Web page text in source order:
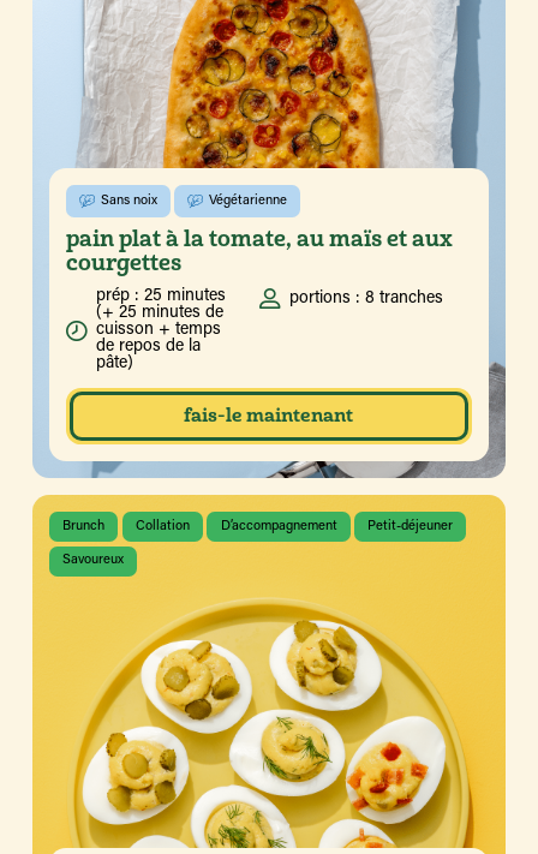
Sans noix Végétarienne
pain plat à la tomate, au maïs et aux
courgettes
prép : 25 minutes
(+ 25 minutes de
cuisson + temps
de repos de la
pâte)
portions : 8 tranches
fais-le maintenant
Brunch Collation D’accompagnement Petit-déjeuner
Savoureux